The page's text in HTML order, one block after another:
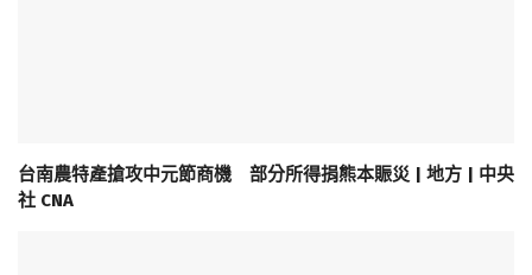
台南農特產搶攻中元節商機 部分所得捐熊本賑災 | 地方 | 中央
社 CNA